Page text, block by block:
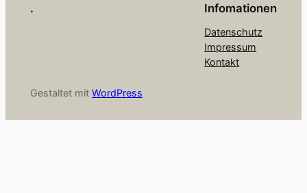
. Infomationen
Datenschutz
Impressum
Kontakt
Gestaltet mit WordPress